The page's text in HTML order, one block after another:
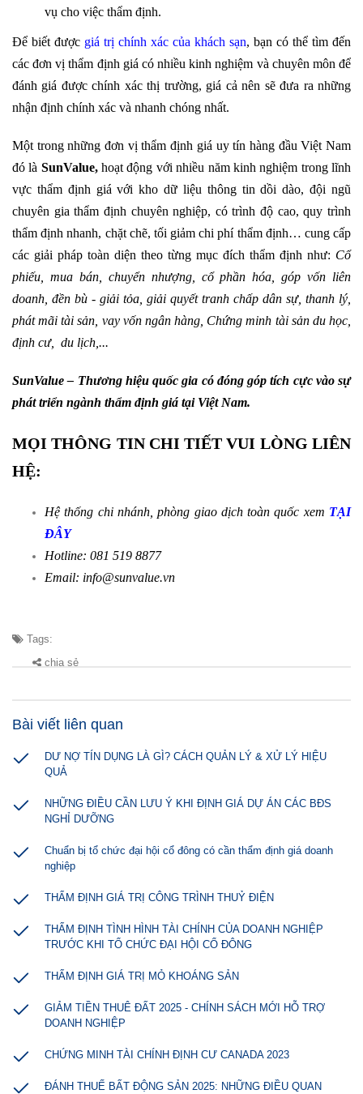
vụ cho việc thẩm định.
Để biết được giá trị chính xác của khách sạn, bạn có thể tìm đến
các đơn vị thẩm định giá có nhiều kinh nghiệm và chuyên môn để
đánh giá được chính xác thị trường, giá cả nên sẽ đưa ra những
nhận định chính xác và nhanh chóng nhất.
Một trong những đơn vị thẩm định giá uy tín hàng đầu Việt Nam
đó là SunValue,hoạt động với nhiều năm kinh nghiệm trong lĩnh
vực thẩm định giá với kho dữ liệu thông tin dồi dào, đội ngũ
chuyên gia thẩm định chuyên nghiệp, có trình độ cao, quy trình
thẩm định nhanh, chặt chẽ, tối giảm chi phí thẩm định… cung cấp
các giải pháp toàn diện theo từng mục đích thẩm định như: Cổ
phiếu,
mua bán, chuyển nhượng, cổ phần hóa, góp vốn liên
doanh, đền bù - giải tỏa, giải quyết tranh chấp dân sự, thanh lý,
phát mãi tài sản, vay vốn ngân hàng, Chứng minh tài sản du học,
định cư, du lịch,...
SunValue – Thương hiệu quốc gia có đóng góp tích cực vào sự
phát triển ngành thẩm định giá tại Việt Nam.
MỌI THÔNG TIN CHI TIẾT VUI LÒNG LIÊN
HỆ:
Hệ thống chi nhánh, phòng giao dịch toàn quốc xem TẠI
ĐÂY
Hotline: 081 519 8877
Email: info@sunvalue.vn
Tags:
chia sẻ
Bài viết liên quan
DƯ NỢ TÍN DỤNG LÀ GÌ? CÁCH QUẢN LÝ & XỬ LÝ HIỆU
QUẢ
NHỮNG ĐIỀU CẦN LƯU Ý KHI ĐỊNH GIÁ DỰ ÁN CÁC BĐS
NGHỈ DƯỠNG
Chuẩn bị tổ chức đại hội cổ đông có cần thẩm định giá doanh
nghiệp
THẨM ĐỊNH GIÁ TRỊ CÔNG TRÌNH THUỶ ĐIỆN
THẨM ĐỊNH TÌNH HÌNH TÀI CHÍNH CỦA DOANH NGHIỆP
TRƯỚC KHI TỔ CHỨC ĐẠI HỘI CỔ ĐÔNG
THẨM ĐỊNH GIÁ TRỊ MỎ KHOÁNG SẢN
GIẢM TIỀN THUÊ ĐẤT 2025 - CHÍNH SÁCH MỚI HỖ TRỢ
DOANH NGHIỆP
CHỨNG MINH TÀI CHÍNH ĐỊNH CƯ CANADA 2023
ĐÁNH THUẾ BẤT ĐỘNG SẢN 2025: NHỮNG ĐIỀU QUAN